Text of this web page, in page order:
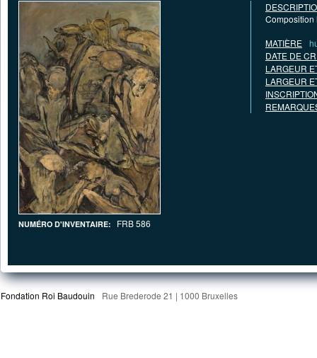
NUMÉRO D'INVENTAIRE: FRB 586
Composition
MATIÈRE
DATE DE
LARGEUR
LARGEUR
Fondation Roi Baudouin Rue Brederode 21 | 1000 Bruxelles